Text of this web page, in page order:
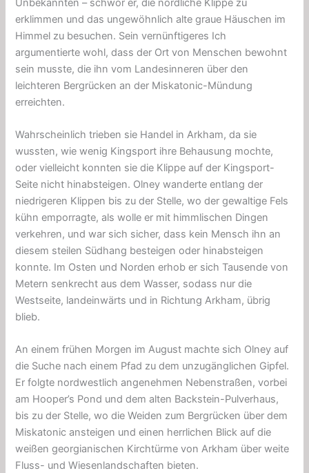
erklimmen und das ungewöhnlich alte graue Häuschen im
Himmel zu besuchen. Sein vernünftigeres Ich
argumentierte wohl, dass der Ort von Menschen bewohnt
sein musste, die ihn vom Landesinneren über den
leichteren Bergrücken an der Miskatonic-Mündung
erreichten.
Wahrscheinlich trieben sie Handel in Arkham, da sie
wussten, wie wenig Kingsport ihre Behausung mochte,
oder vielleicht konnten sie die Klippe auf der Kingsport-
Seite nicht hinabsteigen. Olney wanderte entlang der
niedrigeren Klippen bis zu der Stelle, wo der gewaltige Fels
kühn emporragte, als wolle er mit himmlischen Dingen
verkehren, und war sich sicher, dass kein Mensch ihn an
diesem steilen Südhang besteigen oder hinabsteigen
konnte. Im Osten und Norden erhob er sich Tausende von
Metern senkrecht aus dem Wasser, sodass nur die
Westseite, landeinwärts und in Richtung Arkham, übrig
blieb.
An einem frühen Morgen im August machte sich Olney auf
die Suche nach einem Pfad zu dem unzugänglichen Gipfel.
Er folgte nordwestlich angenehmen Nebenstraßen, vorbei
am Hooper’s Pond und dem alten Backstein-Pulverhaus,
bis zu der Stelle, wo die Weiden zum Bergrücken über dem
Miskatonic ansteigen und einen herrlichen Blick auf die
weißen georgianischen Kirchtürme von Arkham über weite
Fluss- und Wiesenlandschaften bieten.